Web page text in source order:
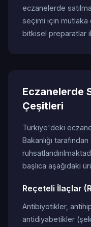
eczanelerde
seçimi için mutlaka
bitkisel preparatlar
Eczanelerde
Çeşitleri
Türkiye'deki
Bakanlığı
başlıca aşağıdaki
Reçeteli İlaçlar
Antibiyotikler,
antidiyabetikler